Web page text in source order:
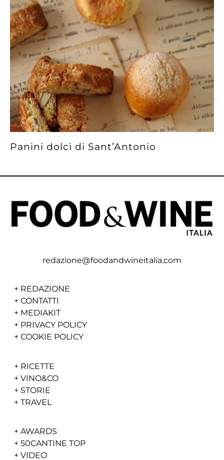
Panini dolci di Sant’Antonio
redazione@foodandwineitalia.com
+ REDAZIONE
+ CONTATTI
+ MEDIAKIT
+ PRIVACY POLICY
+ COOKIE POLICY
+ RICETTE
+ VINO&CO
+ STORIE
+ TRAVEL
+ AWARDS
+ 50CANTINE TOP
+ VIDEO